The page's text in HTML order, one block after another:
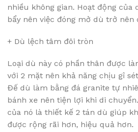
nhiều không gian. Hoạt động của
bẩy nên việc đóng mở dù trở nên
+ Dù lệch tâm đôi tròn
Loại dù này có phần thân được
với 2 mặt nên khả năng chịu gỉ
Đế dù làm bằng đá granite tự
bánh xe nên tiện lợi khi di
của nó là thiết kế 2 tán dù giúp
được rộng rãi hơn, hiệu quả hơn.